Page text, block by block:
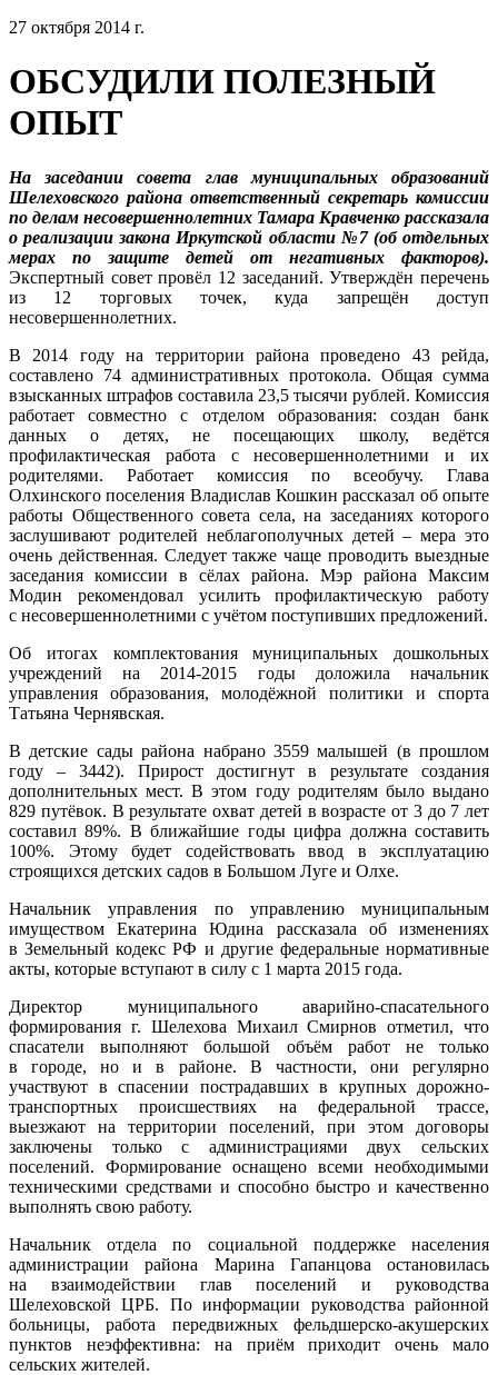
27 октября 2014 г.
ОБСУДИЛИ ПОЛЕЗНЫЙ
ОПЫТ
На заседании совета глав муниципальных образований
Шелеховского района ответственный секретарь комиссии
по делам несовершеннолетних Тамара Кравченко рассказала
о реализации закона Иркутской области №7 (об отдельных
мерах по защите детей от негативных факторов).
Экспертный совет провёл 12 заседаний. Утверждён перечень
из 12 торговых точек, куда запрещён доступ
несовершеннолетних.
В 2014 году на территории района проведено 43 рейда,
составлено 74 административных протокола. Общая сумма
взысканных штрафов составила 23,5 тысячи рублей. Комиссия
работает совместно с отделом образования: создан банк
данных о детях, не посещающих школу, ведётся
профилактическая работа с несовершеннолетними и их
родителями. Работает комиссия по всеобучу. Глава
Олхинского поселения Владислав Кошкин рассказал об опыте
работы Общественного совета села, на заседаниях которого
заслушивают родителей неблагополучных детей – мера это
очень действенная. Следует также чаще проводить выездные
заседания комиссии в сёлах района. Мэр района Максим
Модин рекомендовал усилить профилактическую работу
с несовершеннолетними с учётом поступивших предложений.
Об итогах комплектования муниципальных дошкольных
учреждений на 2014-2015 годы доложила начальник
управления образования, молодёжной политики и спорта
Татьяна Чернявская.
В детские сады района набрано 3559 малышей (в прошлом
году – 3442). Прирост достигнут в результате создания
дополнительных мест. В этом году родителям было выдано
829 путёвок. В результате охват детей в возрасте от 3 до 7 лет
составил 89%. В ближайшие годы цифра должна составить
100%. Этому будет содействовать ввод в эксплуатацию
строящихся детских садов в Большом Луге и Олхе.
Начальник управления по управлению муниципальным
имуществом Екатерина Юдина рассказала об изменениях
в Земельный кодекс РФ и другие федеральные нормативные
акты, которые вступают в силу с 1 марта 2015 года.
Директор муниципального аварийно-спасательного
формирования г. Шелехова Михаил Смирнов отметил, что
спасатели выполняют большой объём работ не только
в городе, но и в районе. В частности, они регулярно
участвуют в спасении пострадавших в крупных дорожно-
транспортных происшествиях на федеральной трассе,
выезжают на территории поселений, при этом договоры
заключены только с администрациями двух сельских
поселений. Формирование оснащено всеми необходимыми
техническими средствами и способно быстро и качественно
выполнять свою работу.
Начальник отдела по социальной поддержке населения
администрации района Марина Гапанцова остановилась
на взаимодействии глав поселений и руководства
Шелеховской ЦРБ. По информации руководства районной
больницы, работа передвижных фельдшерско-акушерских
пунктов неэффективна: на приём приходит очень мало
сельских жителей.